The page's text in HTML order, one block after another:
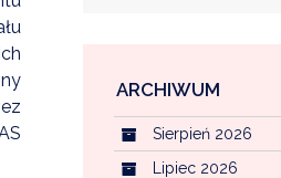
ODPADAMI KOMUNALNYMI
ARCHIWUM
Sierpień 2026
Lipiec 2026